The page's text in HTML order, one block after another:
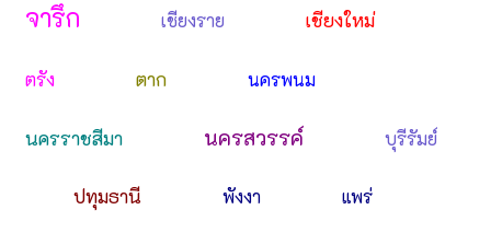
จารึก เชียงราย เชียงใหม่
ตรัง ตาก นครพนม
นครราชสีมา นครสวรรค์ บุรีรัมย์
ปทุมธานี พังงา แพร่